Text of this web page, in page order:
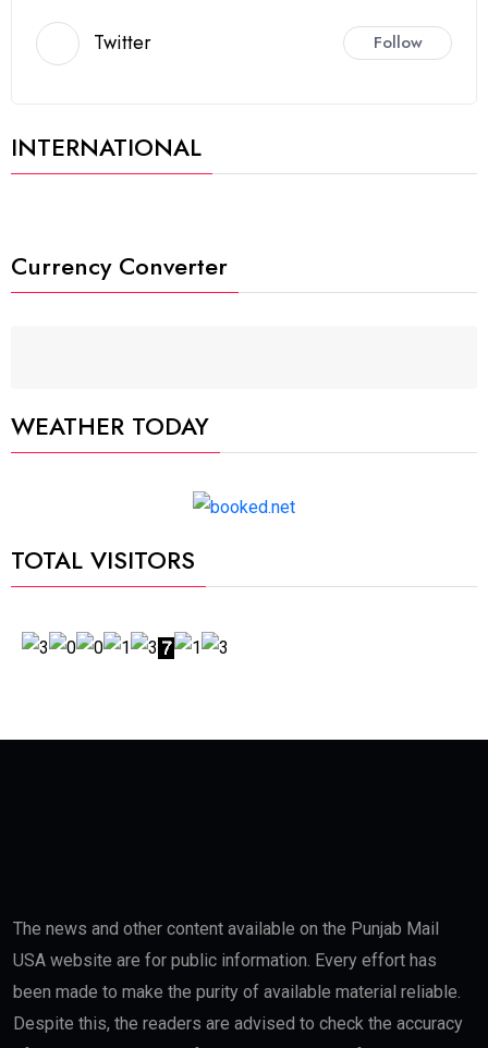
Twitter Follow
INTERNATIONAL
Currency Converter
WEATHER TODAY
TOTAL VISITORS
The news and other content available on the Punjab Mail
USA website are for public information. Every effort has
been made to make the purity of available material reliable.
Despite this, the readers are advised to check the accuracy